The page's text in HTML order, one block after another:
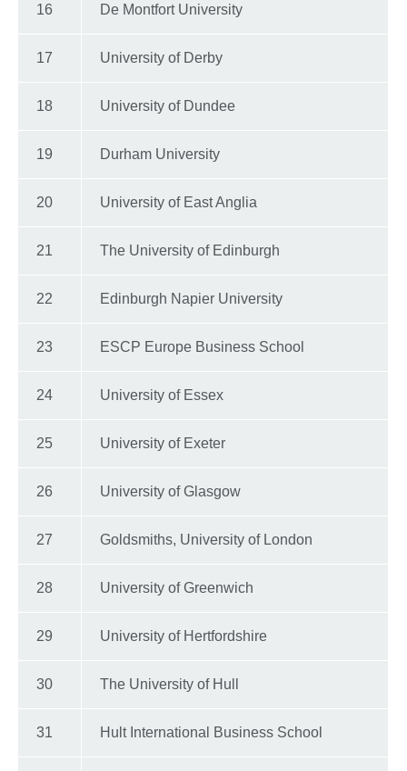
16 De Montfort University
17 University of Derby
18 University of Dundee
19 Durham University
20 University of East Anglia
21 The University of Edinburgh
22 Edinburgh Napier University
23 ESCP Europe Business School
24 University of Essex
25 University of Exeter
26 University of Glasgow
27 Goldsmiths, University of London
28 University of Greenwich
29 University of Hertfordshire
30 The University of Hull
31 Hult International Business School